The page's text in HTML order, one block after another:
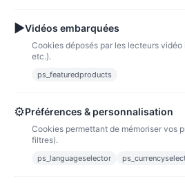
bons de
▶Vidéos embarquées
Cookies déposés par les lecteurs vidéo
etc.).
ps_featuredproducts
⚙Préférences & personnalisation
Cookies permettant de mémoriser vos
filtres).
ps_languageselector